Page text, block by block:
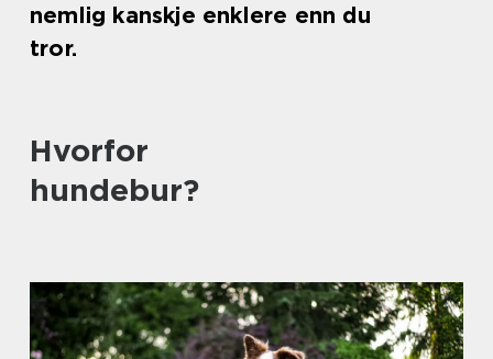
nemlig kanskje enklere enn du
tror.
Hvorfor
hundebur?